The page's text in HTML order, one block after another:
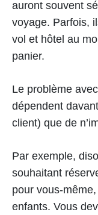
auront souvent
voyage. Parfois,
vol et hôtel au
panier.
Le problème
dépendent
client) que de
Par exemple,
souhaitant
pour vous-
enfants. Vous